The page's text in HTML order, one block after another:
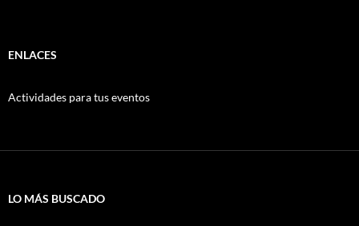
ENLACES
Actividades para tus eventos
LO MÁS BUSCADO